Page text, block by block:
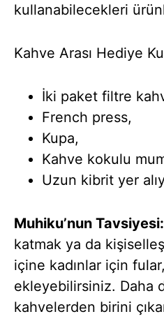
kullanabilecekleri
Kahve Arası Hediye
İki paket filtre
French press,
Kupa,
Kahve kokulu
Uzun kibrit yer
Muhiku’nun Tavsiyesi:
katmak ya da
içine kadınlar için
ekleyebilirsiniz. Daha
kahvelerden birini